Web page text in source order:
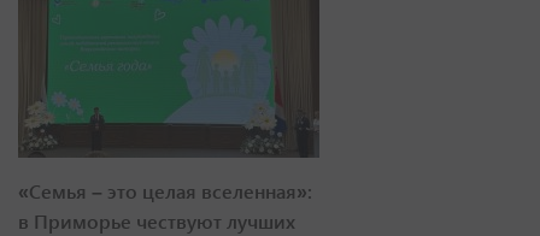
«Семья – это целая вселенная»:
в Приморье чествуют лучших